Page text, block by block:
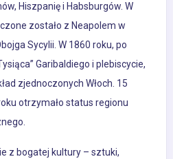
Hiszpanię i Habsburgów. W
zostało z Neapolem w
Sycylii. W 1860 roku, po
Garibaldiego i plebiscycie,
zjednoczonych Włoch. 15
otrzymało status regionu
z bogatej kultury – sztuki,